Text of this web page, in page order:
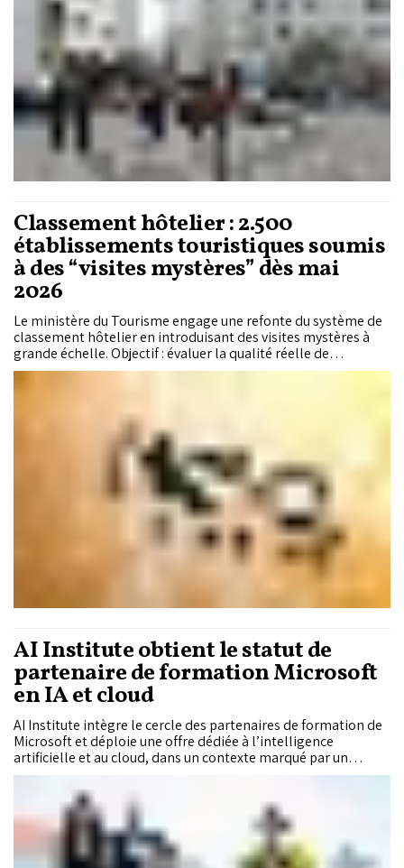
Classement hôtelier : 2.500
établissements touristiques soumis
à des “visites mystères” dès mai
2026
Le ministère du Tourisme engage une refonte du système de
classement hôtelier en introduisant des visites mystères à
grande échelle. Objectif : évaluer la qualité réelle de
l’expérience client et aligner le Maroc sur les standards
AI Institute obtient le statut de
partenaire de formation Microsoft
en IA et cloud
AI Institute intègre le cercle des partenaires de formation de
Microsoft et déploie une offre dédiée à l’intelligence
artificielle et au cloud, dans un contexte marqué par un
besoin croissant en compétences numériques au sein des
entreprises.